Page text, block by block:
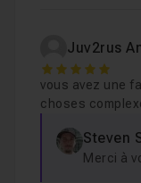
Juv2rus
5
vous avez une
choses
Steven
Merci à